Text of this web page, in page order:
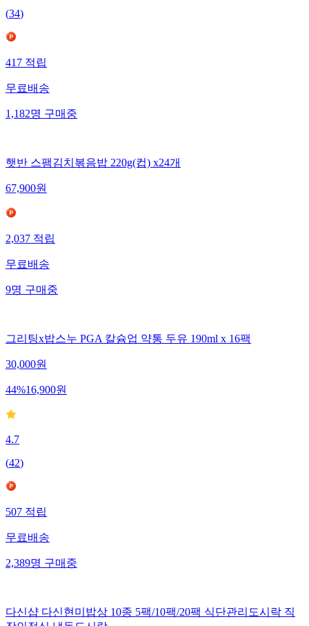
(34)
417적립
무료배송
1,182명구매중
햇반 스팸김치볶음밥 220g(컵) x24개
67,900원
2,037적립
무료배송
9명구매중
그리팅x밥스누 PGA 칼슘업 약통 두유 190ml x 16팩
30,000원
44%16,900원
4.7
(42)
507적립
무료배송
2,389명구매중
다신샵 다신현미밥상 10종 5팩/10팩/20팩 식단관리도시락 직